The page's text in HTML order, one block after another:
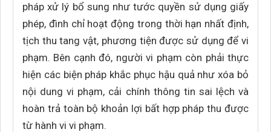
pháp xử lý bổ sung như tước quyền sử dụng giấy
phép, đình chỉ hoạt động trong thời hạn nhất định,
tịch thu tang vật, phương tiện được sử dụng để vi
phạm. Bên cạnh đó, người vi phạm còn phải thực
hiện các biện pháp khắc phục hậu quả như xóa bỏ
nội dung vi phạm, cải chính thông tin sai lệch và
hoàn trả toàn bộ khoản lợi bất hợp pháp thu được
từ hành vi vi phạm.